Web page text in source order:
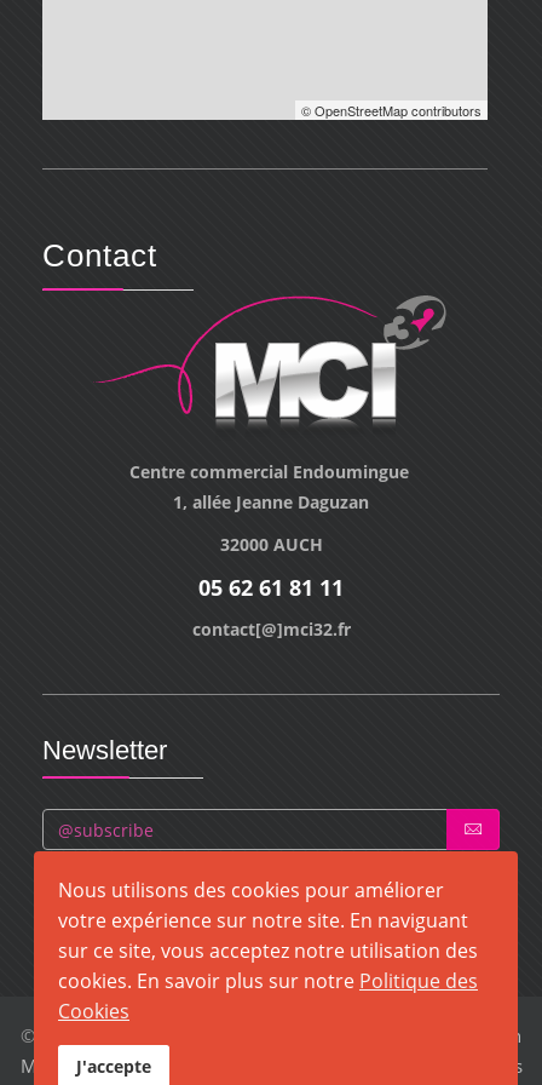
© OpenStreetMap contributors
Contact
Centre commercial Endoumingue
1, allée Jeanne Daguzan
32000 AUCH
05 62 61 81 11
contact[@]mci32.fr
Newsletter
© 2026 MCI32. Tous droits réservés. Création
MCI32 à Auch
Mentions légales
Politique des
Nous utilisons des cookies pour améliorer
votre expérience sur notre site. En naviguant
sur ce site, vous acceptez notre utilisation des
cookies. En savoir plus sur notre Politique des
Cookies
J'accepte